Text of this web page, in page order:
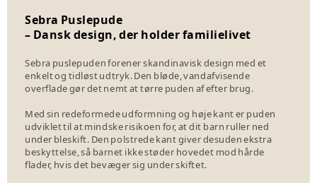
Sebra Puslepude
– Dansk design, der holder familielivet
Sebra puslepuden forener skandinavisk design med et
enkelt og tidløst udtryk. Den bløde, vandafvisende
overflade gør det nemt at tørre puden af efter brug.
Med sin redeformede udformning og høje kant er puden
udviklet til at mindske risikoen for, at dit barn ruller ned
under bleskift. Den polstrede kant giver desuden ekstra
beskyttelse, så barnet ikke støder hovedet mod hårde
flader, hvis det bevæger sig under skiftet.